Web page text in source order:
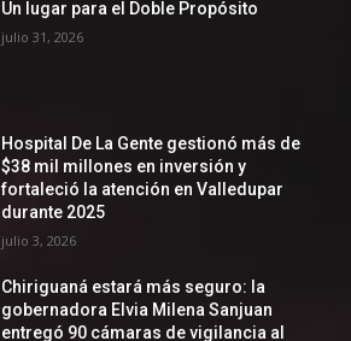
Un lugar para el Doble Propósito
julio 31, 2026
Hospital De La Gente gestionó más de
$38 mil millones en inversión y
fortaleció la atención en Valledupar
durante 2025
julio 3, 2026
Chiriguaná estará más seguro: la
gobernadora Elvia Milena Sanjuan
entregó 90 cámaras de vigilancia al